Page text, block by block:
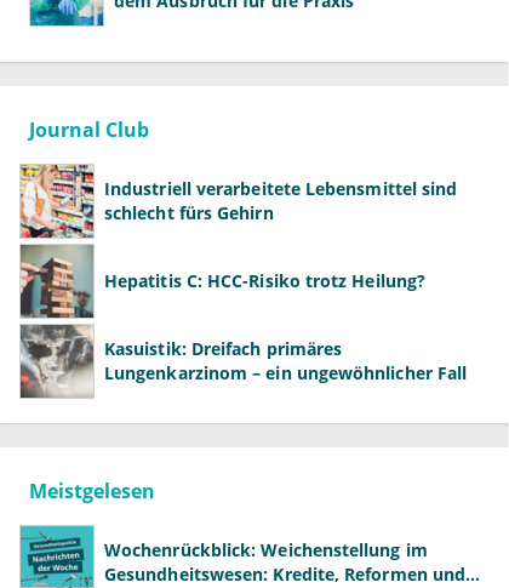
Journal Club
Industriell verarbeitete Lebensmittel sind
schlecht fürs Gehirn
Hepatitis C: HCC-Risiko trotz Heilung?
Kasuistik: Dreifach primäres
Lungenkarzinom – ein ungewöhnlicher Fall
Meistgelesen
Wochenrückblick: Weichenstellung im
Gesundheitswesen: Kredite, Reformen und